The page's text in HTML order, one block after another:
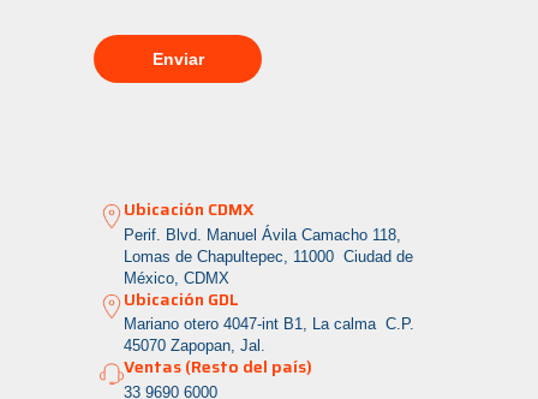
Ubicación CDMX
Perif. Blvd. Manuel Ávila Camacho 118,
Lomas de Chapultepec, 11000 Ciudad de
México, CDMX
Ubicación GDL
Mariano otero 4047-int B1, La calmaC.P.
45070 Zapopan, Jal.
Ventas (Resto del país)
33 9690 6000